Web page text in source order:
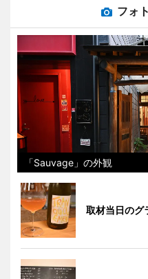
フォ
「Sauvage」の外観
取材当日のグ